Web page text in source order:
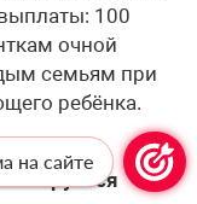
100
очной
семьям при
ребёнка.
на сайте